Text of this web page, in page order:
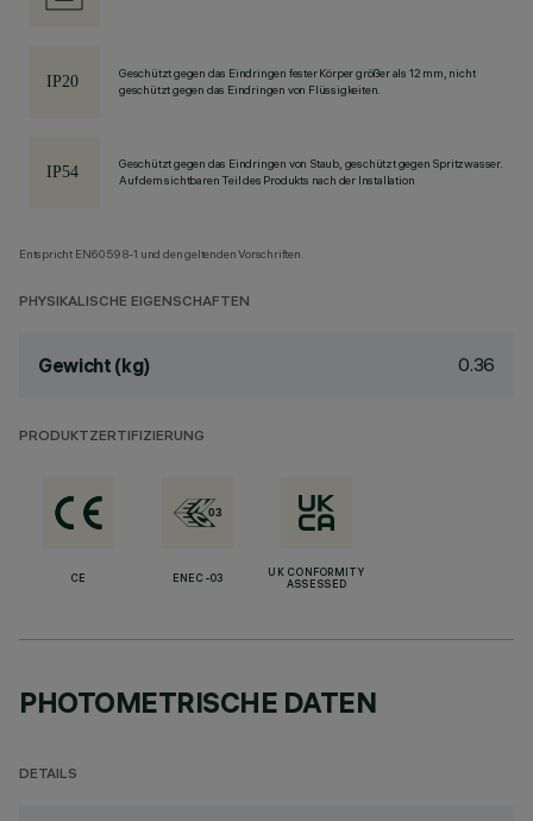
Geschützt gegen das Eindringen fester Körper größer als 12 mm, nicht
geschützt gegen das Eindringen von Flüssigkeiten.
Geschützt gegen das Eindringen von Staub, geschützt gegen Spritzwasser.
Auf dem sichtbaren Teil des Produkts nach der Installation
Entspricht EN60598-1 und den geltenden Vorschriften.
PHYSIKALISCHE EIGENSCHAFTEN
Gewicht (kg) 0.36
PRODUKTZERTIFIZIERUNG
CE ENEC-03
UK CONFORMITY
ASSESSED
PHOTOMETRISCHE DATEN
DETAILS